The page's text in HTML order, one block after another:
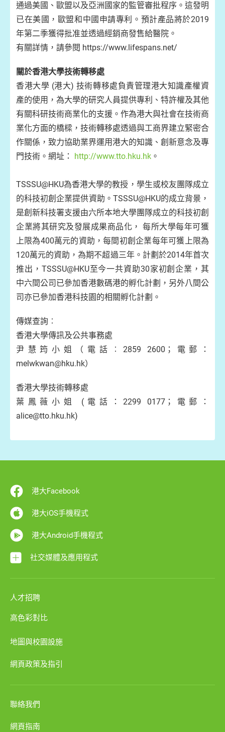
通過美國、歐盟以及亞洲國家的監管審批程序。這發明
已在美國，歐盟和中國申請專利。預計產品將於2019
年第二季獲得批准並透過經銷商發售給醫院。
有關詳情，請參閱 https://www.lifespans.net/
關於香港大學技術轉移處
香港大學 (港大) 技術轉移處負責管理港大知識產權資
產的使用，為大學的研究人員提供專利、特許權及其他
有關科研技術商業化的支援。作為港大與社會在技術商
業化方面的橋樑，技術轉移處透過與工商界建立緊密合
作關係，致力協助業界運用港大的知識、創新意念及專
門技術。網址： http://www.tto.hku.hk 。
TSSSU@HKU為香港大學的教授，學生或校友團隊成立
的科技初創企業提供資助。TSSSU@HKU的成立背景，
是創新科技署支援由六所本地大學團隊成立的科技初創
企業將其研究及發展成果商品化， 每所大學每年可獲
上限為400萬元的資助，每間初創企業每年可獲上限為
120萬元的資助，為期不超過三年。計劃於2014年首次
推出，TSSSU@HKU至今一共資助30家初創企業，其
中六間公司已參加香港數碼港的孵化計劃，另外八間公
司亦已參加香港科技園的相關孵化計劃。
傳媒查詢︰
香港大學傳訊及公共事務處
尹慧筠小姐（電話︰2859 2600；電郵：
melwkwan@hku.hk）
香港大學技術轉移處
葉鳳薇小姐 (電話：2299 0177；電郵：
alice@tto.hku.hk)
港大Facebook
港大iOS手機程式
港大Android手機程式
社交媒體及應用程式
人才招聘
高色彩對比
地圖與校園設施
網頁政策及指引
聯絡我們
網頁指南